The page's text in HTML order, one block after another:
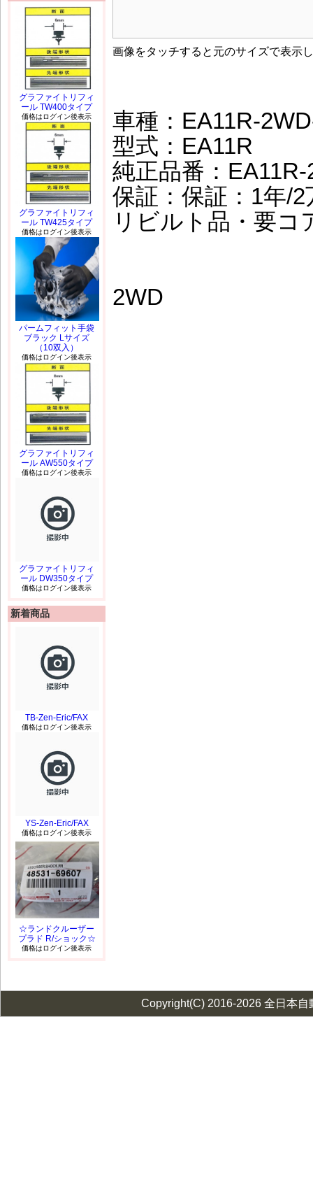
画像をタッチすると元のサイズで表示
車種：EA11R-
型式：EA11R
純正品番：
保証：保証：1年/
リビルト品・要コ
2WD
グラファイトリフィ
ール TW400タイプ
価格はログイン後表示
グラファイトリフィ
ール TW425タイプ
価格はログイン後表示
パームフィット手袋
ブラック Lサイズ
（10双入）
価格はログイン後表示
グラファイトリフィ
ール AW550タイプ
価格はログイン後表示
グラファイトリフィ
ール DW350タイプ
価格はログイン後表示
新着商品
TB-Zen-Eric/FAX
価格はログイン後表示
YS-Zen-Eric/FAX
価格はログイン後表示
☆ランドクルーザー
プラド R/ショック☆
価格はログイン後表示
Copyright(C) 2016-2026 全日本